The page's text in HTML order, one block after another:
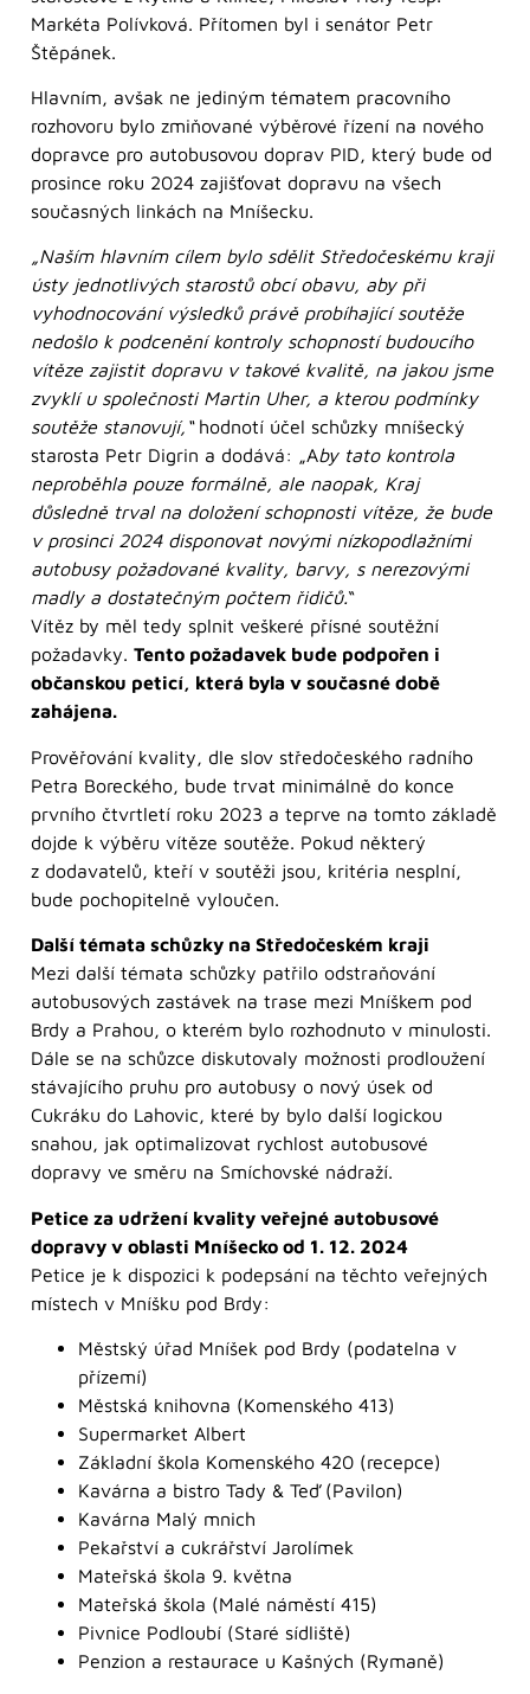
Markéta Polívková. Přítomen byl i senátor Petr
Štěpánek.
Hlavním, avšak ne jediným tématem pracovního
rozhovoru bylo zmiňované výběrové řízení na nového
dopravce pro autobusovou doprav PID, který bude od
prosince roku 2024 zajišťovat dopravu na všech
současných linkách na Mníšecku.
„Naším hlavním cílem bylo sdělit Středočeskému kraji
ústy jednotlivých starostů obcí obavu, aby při
vyhodnocování výsledků právě probíhající soutěže
nedošlo k podcenění kontroly schopností budoucího
vítěze zajistit dopravu v takové kvalitě, na jakou jsme
zvyklí u společnosti Martin Uher, a kterou podmínky
soutěže stanovují,“ hodnotí účel schůzky mníšecký
starosta Petr Digrin a dodává: „Aby tato kontrola
neproběhla pouze formálně, ale naopak, Kraj
důsledně trval na doložení schopnosti vítěze, že bude
v prosinci 2024 disponovat novými nízkopodlažními
autobusy požadované kvality, barvy, s nerezovými
madly a dostatečným počtem řidičů.“
Vítěz by měl tedy splnit veškeré přísné soutěžní
požadavky. Tento požadavek bude podpořen i
občanskou peticí, která byla v současné době
zahájena.
Prověřování kvality, dle slov středočeského radního
Petra Boreckého, bude trvat minimálně do konce
prvního čtvrtletí roku 2023 a teprve na tomto základě
dojde k výběru vítěze soutěže. Pokud některý
z dodavatelů, kteří v soutěži jsou, kritéria nesplní,
bude pochopitelně vyloučen.
Další témata schůzky na Středočeském kraji
Mezi další témata schůzky patřilo odstraňování
autobusových zastávek na trase mezi Mníškem pod
Brdy a Prahou, o kterém bylo rozhodnuto v minulosti.
Dále se na schůzce diskutovaly možnosti prodloužení
stávajícího pruhu pro autobusy o nový úsek od
Cukráku do Lahovic, které by bylo další logickou
snahou, jak optimalizovat rychlost autobusové
dopravy ve směru na Smíchovské nádraží.
Petice za udržení kvality veřejné autobusové
dopravy v oblasti Mníšecko od 1. 12. 2024
Petice je k dispozici k podepsání na těchto veřejných
místech v Mníšku pod Brdy:
Městský úřad Mníšek pod Brdy (podatelna v
přízemí)
Městská knihovna (Komenského 413)
Supermarket Albert
Základní škola Komenského 420 (recepce)
Kavárna a bistro Tady & Teď (Pavilon)
Kavárna Malý mnich
Pekařství a cukrářství Jarolímek
Mateřská škola 9. května
Mateřská škola (Malé náměstí 415)
Pivnice Podloubí (Staré sídliště)
Penzion a restaurace u Kašných (Rymaně)